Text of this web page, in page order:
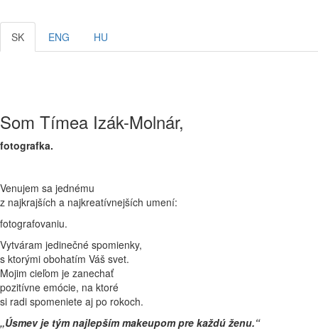
SK ENG HU
Som Tímea Izák-Molnár,
fotografka.
Venujem sa jednému
z najkrajších a najkreatívnejších umení:
fotografovaniu.
Vytváram jedinečné spomienky,
s ktorými obohatím Váš svet.
Mojim cieľom je zanechať
pozitívne emócie, na ktoré
si radi spomeniete aj po rokoch.
„Úsmev je tým najlepším makeupom pre každú ženu.“